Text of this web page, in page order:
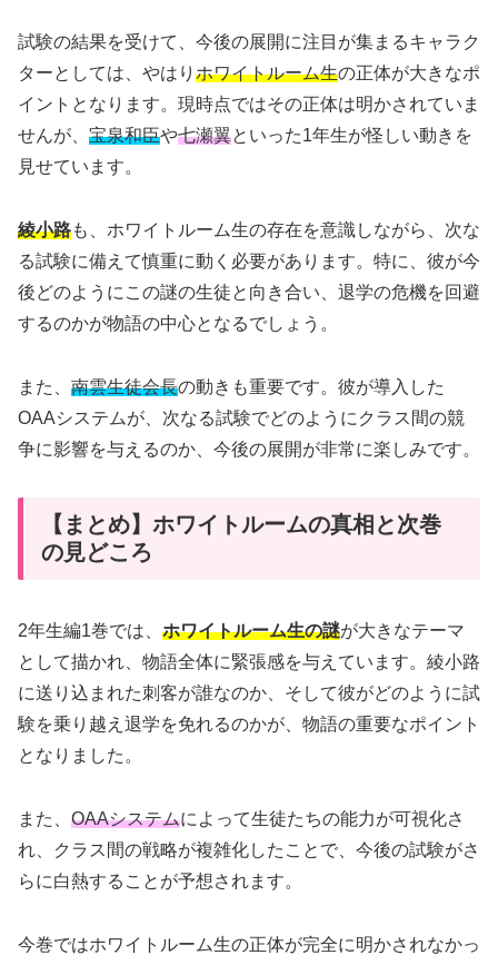
試験の結果を受けて、今後の展開に注目が集まるキャラク
ターとしては、やはり ホワイトルーム生の正体が大きなポ
イントとなります。現時点ではその正体は明かされていま
せんが、 宝泉和臣や七瀬翼といった1年生が怪しい動きを
見せています。
綾小路も、ホワイトルーム生の存在を意識しながら、次な
る試験に備えて慎重に動く必要があります。特に、彼が今
後どのようにこの謎の生徒と向き合い、退学の危機を回避
するのかが物語の中心となるでしょう。
また、 南雲生徒会長の動きも重要です。彼が導入した
OAAシステムが、次なる試験でどのようにクラス間の競
争に影響を与えるのか、今後の展開が非常に楽しみです。
【まとめ】ホワイトルームの真相と次巻
の見どころ
2年生編1巻では、 ホワイトルーム生の謎が大きなテーマ
として描かれ、物語全体に緊張感を与えています。綾小路
に送り込まれた刺客が誰なのか、そして彼がどのように試
験を乗り越え退学を免れるのかが、物語の重要なポイント
となりました。
また、 OAAシステムによって生徒たちの能力が可視化さ
れ、クラス間の戦略が複雑化したことで、今後の試験がさ
らに白熱することが予想されます。
今巻ではホワイトルーム生の正体が完全に明かされなかっ